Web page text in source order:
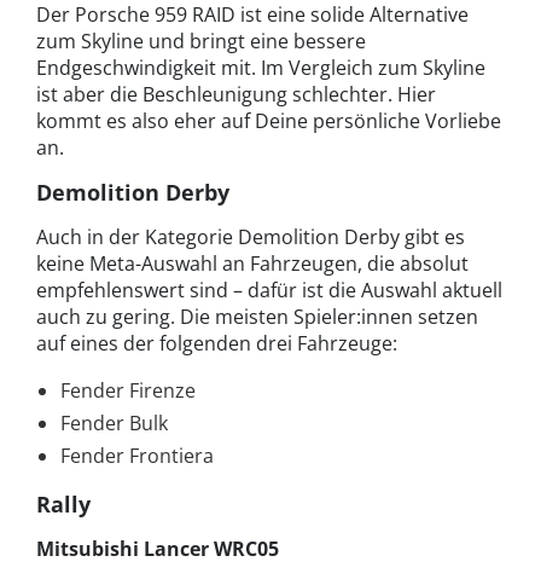
Der Porsche 959 RAID ist eine solide Alternative
zum Skyline und bringt eine bessere
Endgeschwindigkeit mit. Im Vergleich zum Skyline
ist aber die Beschleunigung schlechter. Hier
kommt es also eher auf Deine persönliche Vorliebe
an.
Demolition Derby
Auch in der Kategorie Demolition Derby gibt es
keine Meta-Auswahl an Fahrzeugen, die absolut
empfehlenswert sind – dafür ist die Auswahl aktuell
auch zu gering. Die meisten Spieler:innen setzen
auf eines der folgenden drei Fahrzeuge:
Fender Firenze
Fender Bulk
Fender Frontiera
Rally
Mitsubishi Lancer WRC05